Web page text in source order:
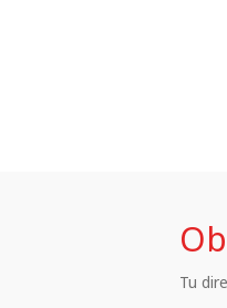
Tu